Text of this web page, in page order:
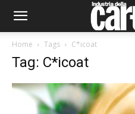
Home Tags C*icoat
Tag: C*icoat